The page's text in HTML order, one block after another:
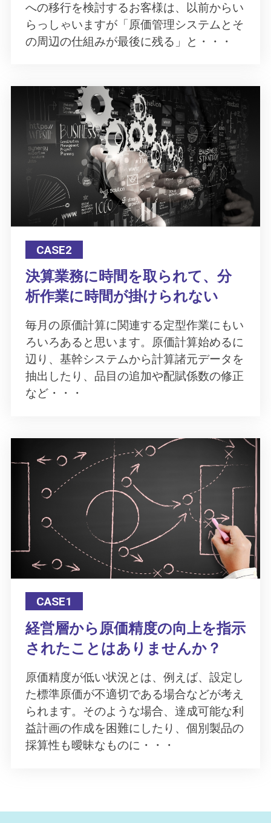
への移行を検討するお客様は、以前からい
らっしゃいますが「原価管理システムとそ
の周辺の仕組みが最後に残る」と・・・
CASE2
決算業務に時間を取られて、分
析作業に時間が掛けられない
毎月の原価計算に関連する定型作業にもい
ろいろあると思います。原価計算始めるに
辺り、基幹システムから計算諸元データを
抽出したり、品目の追加や配賦係数の修正
など・・・
CASE1
経営層から原価精度の向上を指示
されたことはありませんか？
原価精度が低い状況とは、例えば、設定し
た標準原価が不適切である場合などが考え
られます。そのような場合、達成可能な利
益計画の作成を困難にしたり、個別製品の
採算性も曖昧なものに・・・